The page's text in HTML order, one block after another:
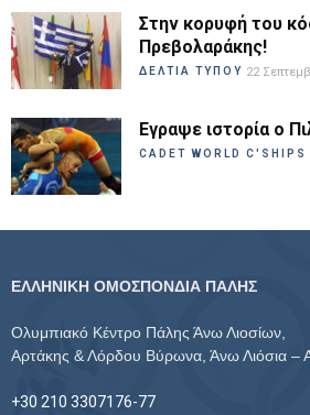
Στην κορυφή του
Πρεβολαράκης!
ΔΕΛΤΙΑ ΤΥΠΟΥ 22
Εγραψε ιστορία ο
CADET WORLD C'SHIPS
ΕΛΛΗΝΙΚΗ ΟΜΟΣΠΟΝΔΙΑ ΠΑΛΗΣ
Ολυμπιακό Κέντρο Πάλης Άνω Λιοσίων,
Αρτάκης & Λόρδου Βύρωνα, Άνω Λιόσια –
+30 210 3307176-77